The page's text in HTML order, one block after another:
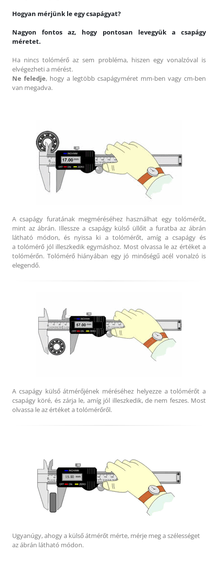
Hogyan mérjünk le egy csapágyat?
Nagyon fontos az, hogy pontosan levegyük a csapágy
méretet.
Ha nincs tolómérő az sem probléma, hiszen egy vonalzóval is
elvégezheti a mérést.
Ne feledje, hogy a legtöbb csapágyméret mm-ben vagy cm-ben
van megadva.
A csapágy furatának megméréséhez használhat egy tolómérőt,
mint az ábrán. Illessze a csapágy külső üllőit a furatba az ábrán
látható módon, és nyissa ki a tolómérőt, amíg a csapágy és
a tolómérő jól illeszkedik egymáshoz. Most olvassa le az értéket a
tolómérőn. Tolómérő hiányában egy jó minőségű acél vonalzó is
elegendő.
A csapágy külső átmérőjének méréséhez helyezze a tolómérőt a
csapágy köré, és zárja le, amíg jól illeszkedik, de nem feszes. Most
olvassa le az értéket a tolómérőről.
Ugyanúgy, ahogy a külső átmérőt mérte, mérje meg a szélességet
az ábrán látható módon.